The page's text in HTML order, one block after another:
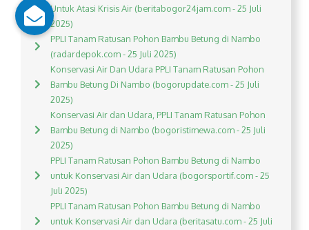
Untuk Atasi Krisis Air (beritabogor24jam.com - 25 Juli
2025)
PPLI Tanam Ratusan Pohon Bambu Betung di Nambo
(radardepok.com - 25 Juli 2025)
Konservasi Air Dan Udara PPLI Tanam Ratusan Pohon
Bambu Betung Di Nambo (bogorupdate.com - 25 Juli
2025)
Konservasi Air dan Udara, PPLI Tanam Ratusan Pohon
Bambu Betung di Nambo (bogoristimewa.com - 25 Juli
2025)
PPLI Tanam Ratusan Pohon Bambu Betung di Nambo
untuk Konservasi Air dan Udara (bogorsportif.com - 25
Juli 2025)
PPLI Tanam Ratusan Pohon Bambu Betung di Nambo
untuk Konservasi Air dan Udara (beritasatu.com - 25 Juli